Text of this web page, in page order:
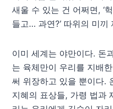
새울 수 있는 건 어쩌면, ‘
들고… 과연?’ 따위의 미끼
이미 세계는 야만이다. 돈
는 육체만이 우리를 지배
써 위장하고 있을 뿐이다.
지혜의 표상들, 가령 법과